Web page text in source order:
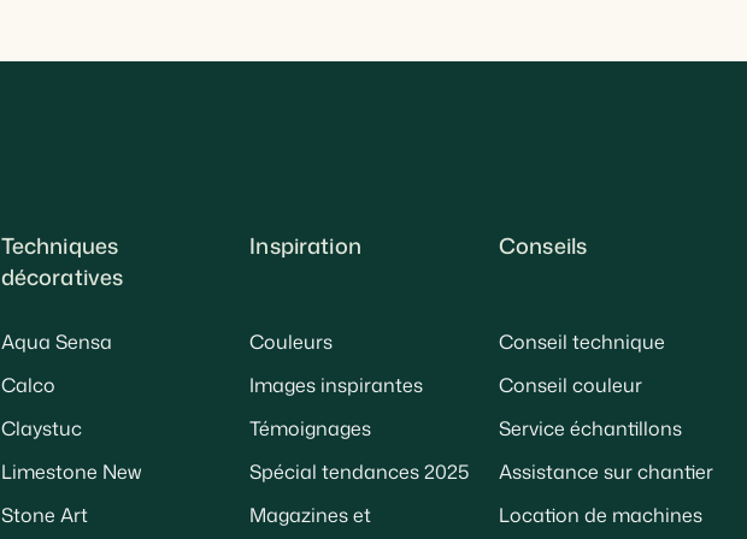
Techniques
décoratives
Aqua Sensa
Calco
Claystuc
Limestone New
Stone Art
Inspiration
Couleurs
Images inspirantes
Témoignages
Spécial tendances 2025
Magazines et
Conseils
Conseil technique
Conseil couleur
Service échantillons
Assistance sur chantier
Location de machines